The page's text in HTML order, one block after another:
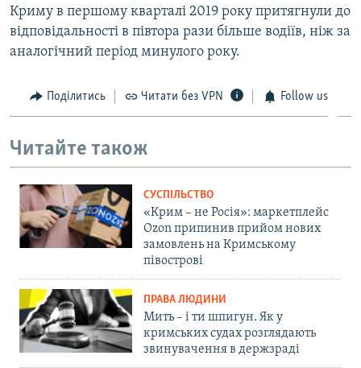
Криму в першому кварталі 2019 року притягнули до
відповідальності в півтора рази більше водіїв, ніж за
аналогічний період минулого року.
Поділитись Читати без VPN Follow us
Читайте також
СУСПІЛЬСТВО
«Крим – не Росія»: маркетплейс
Ozon припинив прийом нових
замовлень на Кримському
півострові
ПРАВА ЛЮДИНИ
Мить – і ти шпигун. Як у
кримських судах розглядають
звинувачення в держзраді